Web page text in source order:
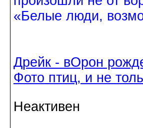
«Белые люди,
Дрейк - вОрон
Фото птиц, и не
Неактивен